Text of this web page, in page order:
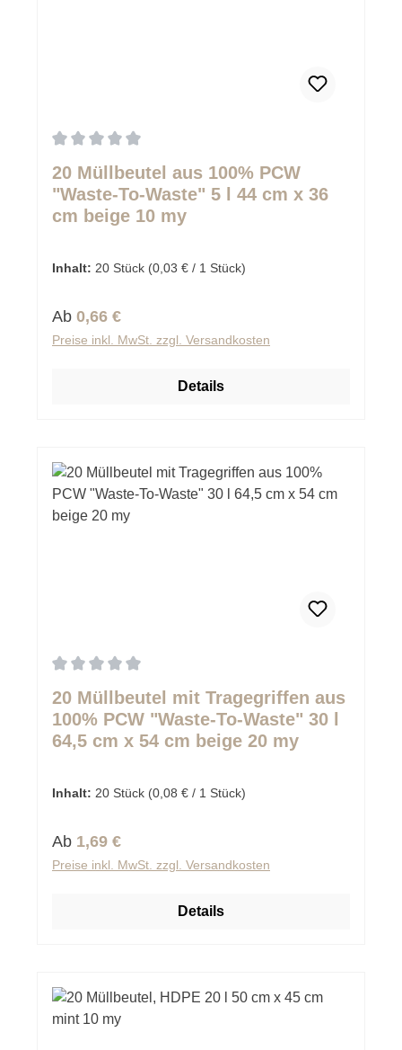
20 Müllbeutel aus 100% PCW
"Waste-To-Waste" 5 l 44 cm x 36
cm beige 10 my
Inhalt: 20 Stück (0,03 € / 1 Stück)
Regulärer Preis:
Ab 0,66 €
Preise inkl. MwSt. zzgl. Versandkosten
Details
20 Müllbeutel mit Tragegriffen aus
100% PCW "Waste-To-Waste" 30 l
64,5 cm x 54 cm beige 20 my
Inhalt: 20 Stück (0,08 € / 1 Stück)
Regulärer Preis:
Ab 1,69 €
Preise inkl. MwSt. zzgl. Versandkosten
Details